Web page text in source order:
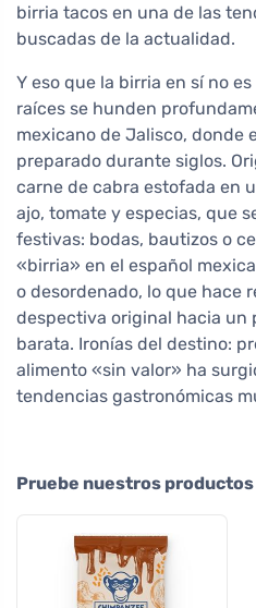
birria tacos en una de las
buscadas de la actualidad.
Y eso que la birria en sí no
raíces se hunden
mexicano de Jalisco, donde
preparado durante siglos.
carne de cabra estofada en
ajo, tomate y especias, que
festivas: bodas, bautizos o
«birria» en el español
o desordenado, lo que hace
despectiva original hacia un
barata. Ironías del destino:
alimento «sin valor» ha
tendencias gastronómicas
Pruebe nuestros